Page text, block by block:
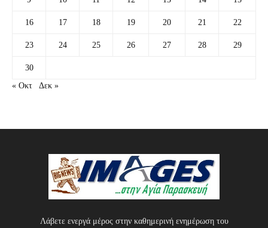
16 17 18 19 20 21 22
23 24 25 26 27 28 29
30
« Οκτ
Δεκ »
Λάβετε ενεργά μέρος στην καθημερινή ενημέρωση του